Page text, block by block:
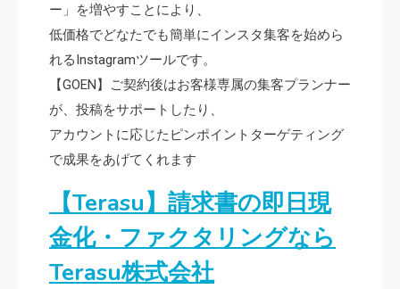
ー」を増やすことにより、
低価格でどなたでも簡単にインスタ集客を始めら
れるInstagramツールです。
【GOEN】ご契約後はお客様専属の集客プランナー
が、投稿をサポートしたり、
アカウントに応じたピンポイントターゲティング
で成果をあげてくれます
【Terasu】請求書の即日現
金化・ファクタリングなら
Terasu株式会社